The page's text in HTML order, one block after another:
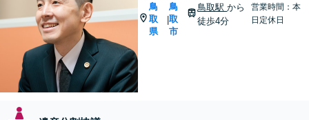
鳥
取
県
|
鳥
取
市
鳥取駅から
徒歩4分
営業時間：本
日定休日